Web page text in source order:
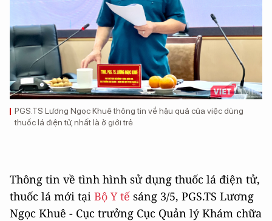
PGS.TS Lương Ngọc Khuê thông tin về hậu quả của việc dùng
thuốc lá điện tử, nhất là ở giới trẻ
Thông tin về tình hình sử dụng thuốc lá điện tử,
thuốc lá mới tại Bộ Y tế sáng 3/5, PGS.TS Lương
Ngọc Khuê - Cục trưởng Cục Quản lý Khám chữa